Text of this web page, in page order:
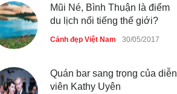
Mũi Né, Bình Thuận là điểm
du lịch nổi tiếng thế giới?
Cảnh đẹp Việt Nam 30/05/2017
Quán bar sang trọng của diễn
viên Kathy Uyên